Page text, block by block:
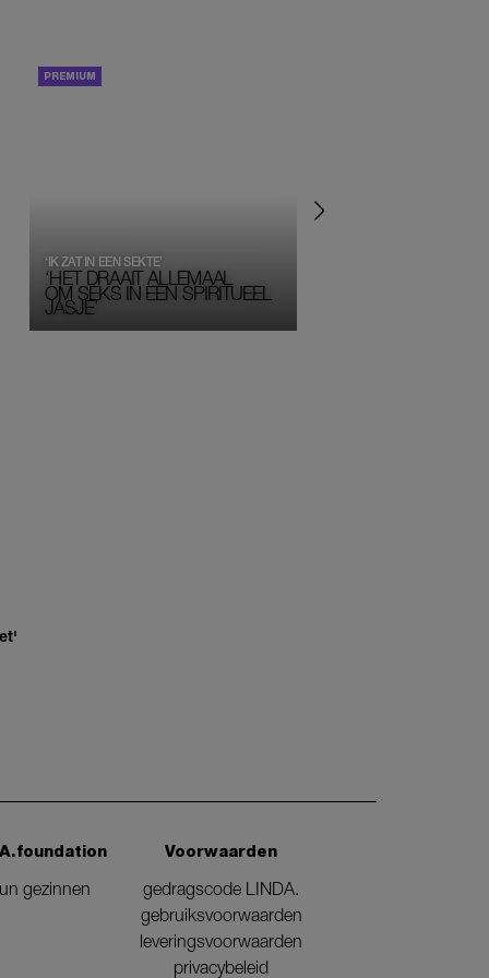
‘HET DRAAIT ALLEMAAL
OM SEKS IN EEN SPIRITUEEL
JASJE’
‘IK ZAT IN EEN SEKTE’
gezinnen
Voorwaarden
gedragscode LINDA.
gebruiksvoorwaarden
leveringsvoorwaarden
privacybeleid